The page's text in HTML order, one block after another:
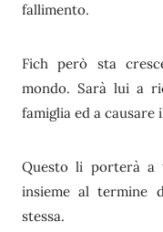
fallimento.
Fich però sta
mondo. Sarà lui a
famiglia ed a
Questo li porterà a
insieme al termine
stessa.